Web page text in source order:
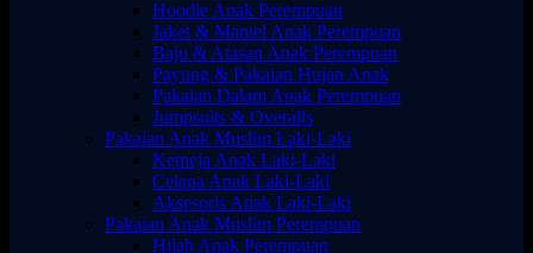
Hoodie Anak Perempuan
Jaket & Mantel Anak Perempuan
Baju & Atasan Anak Perempuan
Payung & Pakaian Hujan Anak
Pakaian Dalam Anak Perempuan
Jumpsuits & Overalls
Pakaian Anak Muslim Laki-Laki
Kemeja Anak Laki-Laki
Celana Anak Laki-Laki
Aksesoris Anak Laki-Laki
Pakaian Anak Muslim Perempuan
Hijab Anak Perempuan